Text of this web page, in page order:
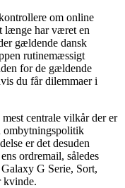
om online
længe har været en
gældende dansk
rutinemæssigt
for de gældende
du får dilemmaer i
centrale vilkår der er
ombytningspolitik
er det desuden
ordremail, således
G Serie, Sort,
kvinde.